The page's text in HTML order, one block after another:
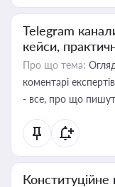
Telegram
кейси,
Про що тема:
коментарі
- все, про що